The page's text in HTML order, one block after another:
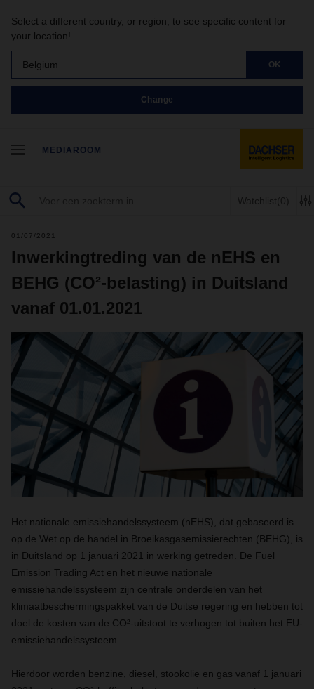
Select a different country, or region, to see specific content for
your location!
Belgium OK
Change
MEDIAROOM
Watchlist(0)
01/07/2021
Inwerkingtreding van de nEHS en
BEHG (CO²-belasting) in Duitsland
vanaf 01.01.2021
Het nationale emissiehandelssysteem (nEHS), dat gebaseerd is
op de Wet op de handel in Broeikasgasemissierechten (BEHG), is
in Duitsland op 1 januari 2021 in werking getreden. De Fuel
Emission Trading Act en het nieuwe nationale
emissiehandelssysteem zijn centrale onderdelen van het
klimaatbeschermingspakket van de Duitse regering en hebben tot
doel de kosten van de CO²-uitstoot te verhogen tot buiten het EU-
emissiehandelssysteem.
Hierdoor worden benzine, diesel, stookolie en gas vanaf 1 januari